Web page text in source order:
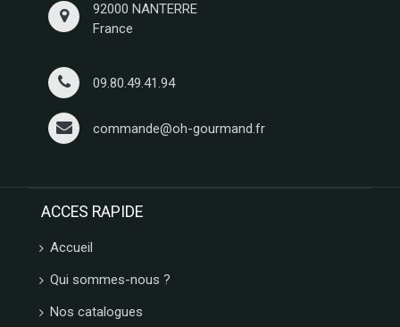
92000 NANTERRE
France
09.80.49.41.94
commande@oh-gourmand.fr
ACCES RAPIDE
Accueil
Qui sommes-nous ?
Nos catalogues